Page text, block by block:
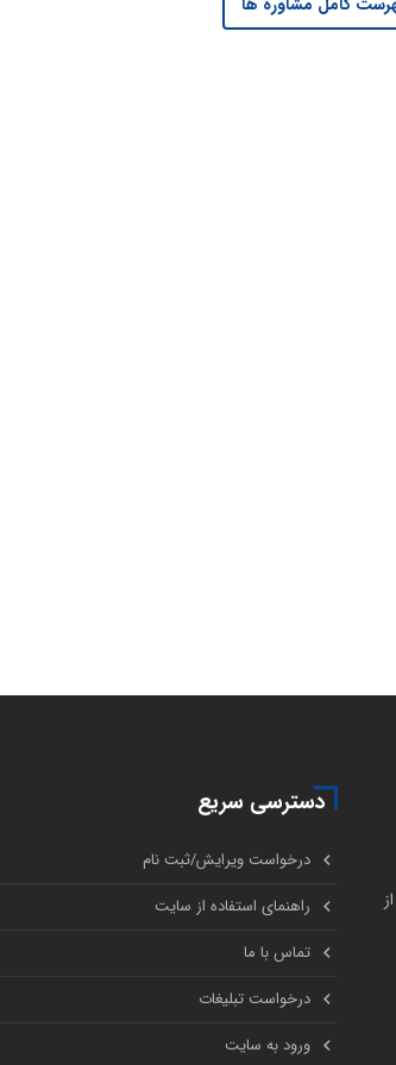
دسترسی سریع
درخواست ویرایش/ثبت نام
راهنمای استفاده از سایت
تماس با ما
درخواست تبلیغات
ورود به سایت